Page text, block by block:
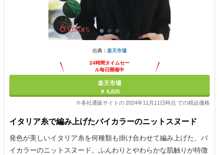
出典： 楽天市場
24時間タイムセー
ル毎日開催中
楽天市場
￥ 6,820
※各社通販サイトの 2024年11月11日時点 での税込価格
イタリア糸で編み上げたバイカラーのニットスヌード
発色が美しいイタリア糸を何種類も掛け合わせて編み上げた、バ
イカラーのニットスヌード。ふんわりとやわらかな肌触りが特徴